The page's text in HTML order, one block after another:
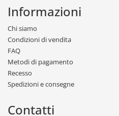
Informazioni
Chi siamo
Condizioni di vendita
FAQ
Metodi di pagamento
Recesso
Spedizioni e consegne
Contatti